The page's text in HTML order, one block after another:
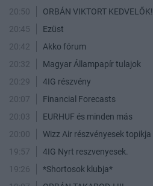
20:50
ORBÁN VIKTORT KEDVELŐK!
20:45
Ezüst
20:42
Akko fórum
20:32
Magyar Állampapír tulajok
20:29
4IG részvény
20:07
Financial Forecasts
20:03
EURHUF és minden más
20:00
Wizz Air részvényesek topikja
19:57
4IG Nyrt reszvenyesek.
19:26
*Shortosok klubja*